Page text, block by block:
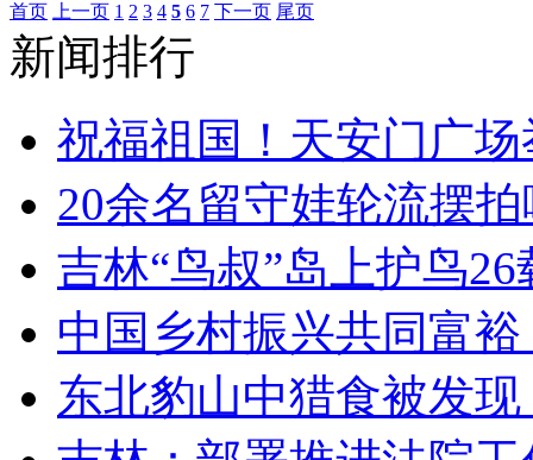
首页 上一页 1 2 3 4 5 6 7 下一页 尾页
新闻排行
祝福祖国！天安门广
20余名留守娃轮流摆
吉林“鸟叔”岛上护鸟
中国乡村振兴共同富
东北豹山中猎食被发